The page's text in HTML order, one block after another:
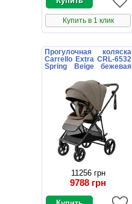
Купить в 1 клик
Прогулочная коляска
Carrello Extra CRL-6532
Spring Beige бежевая
11256 грн
9788 грн